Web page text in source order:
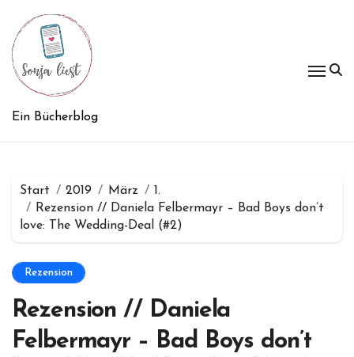
Inhalt
springen
Ein Bücherblog
Start 2019 März
1.
Rezension // Daniela Felbermayr – Bad Boys don’t
love: The Wedding-Deal (#2)
Rezension
Rezension // Daniela
Felbermayr – Bad Boys don’t